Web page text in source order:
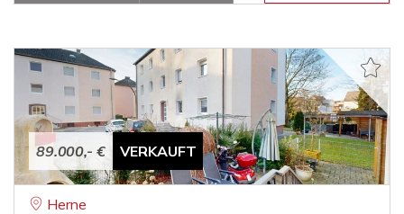
89.000,- € VERKAUFT
Herne